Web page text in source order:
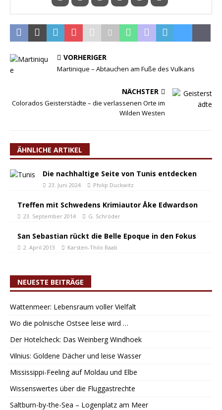
VORHERIGER
Martinique – Abtauchen am Fuße des Vulkans
NÄCHSTER
Colorados Geisterstädte – die verlassenen Orte im
Wilden Westen
ÄHNLICHE ARTIKEL
Die nachhaltige Seite von Tunis entdecken
23. Juni 2024 Philip Duckwitz
Treffen mit Schwedens Krimiautor Åke Edwardson
23. September 2014 G. Schröder
San Sebastian rückt die Belle Epoque in den Fokus
2. April 2013 Karsten-Thilo Raab
NEUESTE BEITRÄGE
Wattenmeer: Lebensraum voller Vielfalt
Wo die polnische Ostsee leise wird …
Der Hotelcheck: Das Weinberg Windhoek
Vilnius: Goldene Dächer und leise Wasser
Mississippi-Feeling auf Moldau und Elbe
Wissenswertes über die Fluggastrechte
Saltburn-by-the-Sea – Logenplatz am Meer